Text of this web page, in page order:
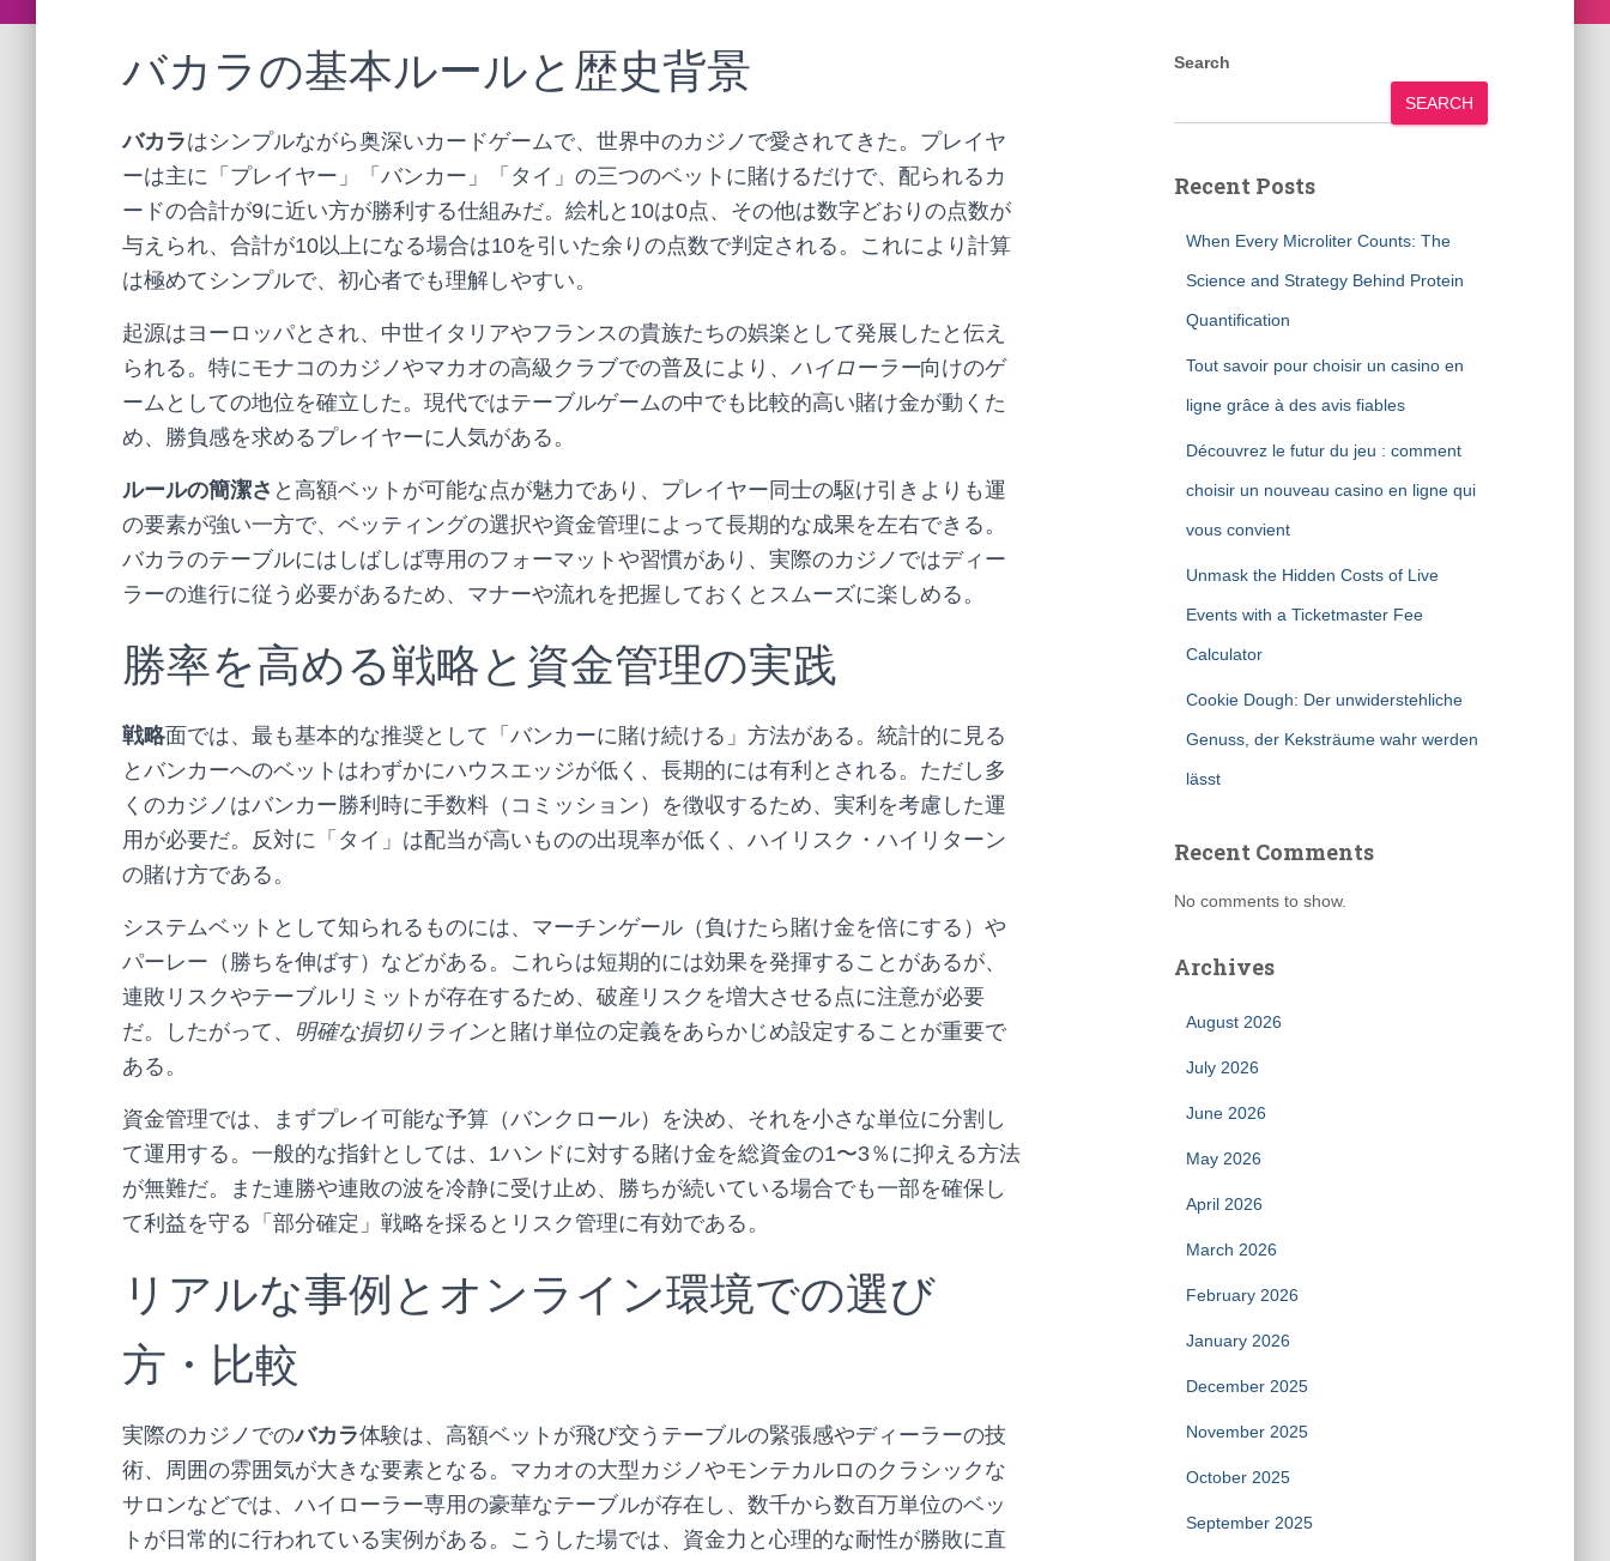
バカラの基本ルールと歴史背景
バカラはシンプルながら奥深いカードゲームで、世界中のカジノで愛されてきた。プレイヤ
ーは主に「プレイヤー」「バンカー」「タイ」の三つのベットに賭けるだけで、配られるカ
ードの合計が9に近い方が勝利する仕組みだ。絵札と10は0点、その他は数字どおりの点数が
与えられ、合計が10以上になる場合は10を引いた余りの点数で判定される。これにより計算
は極めてシンプルで、初心者でも理解しやすい。
起源はヨーロッパとされ、中世イタリアやフランスの貴族たちの娯楽として発展したと伝え
られる。特にモナコのカジノやマカオの高級クラブでの普及により、 ハイローラー向けのゲ
ームとしての地位を確立した。現代ではテーブルゲームの中でも比較的高い賭け金が動くた
め、勝負感を求めるプレイヤーに人気がある。
ルールの簡潔さ と高額ベットが可能な点が魅力であり、プレイヤー同士の駆け引きよりも運
の要素が強い一方で、ベッティングの選択や資金管理によって長期的な成果を左右できる。
バカラのテーブルにはしばしば専用のフォーマットや習慣があり、実際のカジノではディー
ラーの進行に従う必要があるため、マナーや流れを把握しておくとスムーズに楽しめる。
勝率を高める戦略と資金管理の実践
戦略面では、最も基本的な推奨として「バンカーに賭け続ける」方法がある。統計的に見る
とバンカーへのベットはわずかにハウスエッジが低く、長期的には有利とされる。ただし多
くのカジノはバンカー勝利時に手数料（コミッション）を徴収するため、実利を考慮した運
用が必要だ。反対に「タイ」は配当が高いものの出現率が低く、ハイリスク・ハイリターン
の賭け方である。
システムベットとして知られるものには、マーチンゲール（負けたら賭け金を倍にする）や
パーレー（勝ちを伸ばす）などがある。これらは短期的には効果を発揮することがあるが、
連敗リスクやテーブルリミットが存在するため、破産リスクを増大させる点に注意が必要
だ。したがって、 明確な損切りラインと賭け単位の定義をあらかじめ設定することが重要で
ある。
資金管理では、まずプレイ可能な予算（バンクロール）を決め、それを小さな単位に分割し
て運用する。一般的な指針としては、1ハンドに対する賭け金を総資金の1〜3％に抑える方法
が無難だ。また連勝や連敗の波を冷静に受け止め、勝ちが続いている場合でも一部を確保し
て利益を守る「部分確定」戦略を採るとリスク管理に有効である。
リアルな事例とオンライン環境での選び
方・比較
実際のカジノでのバカラ体験は、高額ベットが飛び交うテーブルの緊張感やディーラーの技
術、周囲の雰囲気が大きな要素となる。マカオの大型カジノやモンテカルロのクラシックな
サロンなどでは、ハイローラー専用の豪華なテーブルが存在し、数千から数百万単位のベッ
トが日常的に行われている実例がある。こうした場では、資金力と心理的な耐性が勝敗に直
Search
SEARCH
Recent Posts
When Every Microliter Counts: The
Science and Strategy Behind Protein
Quantification
Tout savoir pour choisir un casino en
ligne grâce à des avis fiables
Découvrez le futur du jeu : comment
choisir un nouveau casino en ligne qui
vous convient
Unmask the Hidden Costs of Live
Events with a Ticketmaster Fee
Calculator
Cookie Dough: Der unwiderstehliche
Genuss, der Keksträume wahr werden
lässt
Recent Comments
No comments to show.
Archives
August 2026
July 2026
June 2026
May 2026
April 2026
March 2026
February 2026
January 2026
December 2025
November 2025
October 2025
September 2025